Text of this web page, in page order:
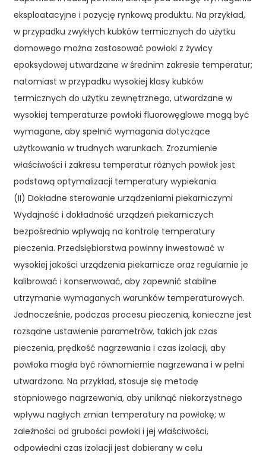
eksploatacyjne i pozycję rynkową produktu. Na przykład,
w przypadku zwykłych kubków termicznych do użytku
domowego można zastosować powłoki z żywicy
epoksydowej utwardzane w średnim zakresie temperatur;
natomiast w przypadku wysokiej klasy kubków
termicznych do użytku zewnętrznego, utwardzane w
wysokiej temperaturze powłoki fluorowęglowe mogą być
wymagane, aby spełnić wymagania dotyczące
użytkowania w trudnych warunkach. Zrozumienie
właściwości i zakresu temperatur różnych powłok jest
podstawą optymalizacji temperatury wypiekania.
(II) Dokładne sterowanie urządzeniami piekarniczymi
Wydajność i dokładność urządzeń piekarniczych
bezpośrednio wpływają na kontrolę temperatury
pieczenia. Przedsiębiorstwa powinny inwestować w
wysokiej jakości urządzenia piekarnicze oraz regularnie je
kalibrować i konserwować, aby zapewnić stabilne
utrzymanie wymaganych warunków temperaturowych.
Jednocześnie, podczas procesu pieczenia, konieczne jest
rozsądne ustawienie parametrów, takich jak czas
pieczenia, prędkość nagrzewania i czas izolacji, aby
powłoka mogła być równomiernie nagrzewana i w pełni
utwardzona. Na przykład, stosuje się metodę
stopniowego nagrzewania, aby uniknąć niekorzystnego
wpływu nagłych zmian temperatury na powłokę; w
zależności od grubości powłoki i jej właściwości,
odpowiedni czas izolacji jest dobierany w celu